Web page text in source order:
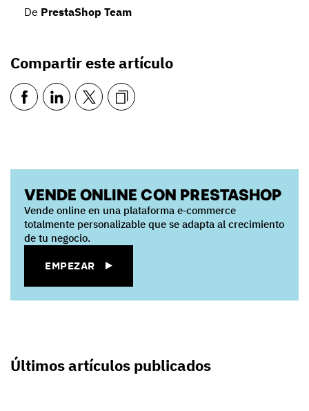
De PrestaShop Team
Compartir este artículo
VENDE ONLINE CON PRESTASHOP
Vende online en una plataforma e‑commerce
totalmente personalizable que se adapta al crecimiento
de tu negocio.
EMPEZAR
Últimos artículos publicados